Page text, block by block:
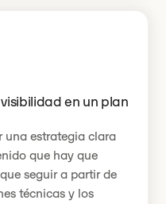
en un plan
una estrategia clara
que hay que
seguir a partir de
técnicas y los